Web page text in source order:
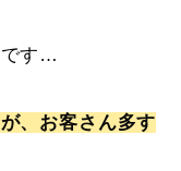
です…
、お客さん多す